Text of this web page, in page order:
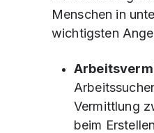
Menschen in
wichtigsten
Vermittlung
beim